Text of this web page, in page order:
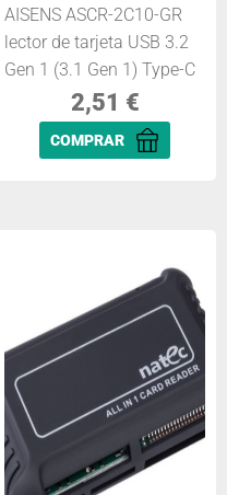
AISENS ASCR-2C10-GR
lector de tarjeta USB 3.2
Gen 1 (3.1 Gen 1) Type-C
2,51 €
COMPRAR